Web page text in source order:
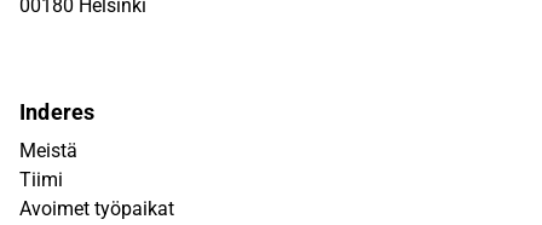
00180 Helsinki
Inderes
Meistä
Tiimi
Avoimet työpaikat